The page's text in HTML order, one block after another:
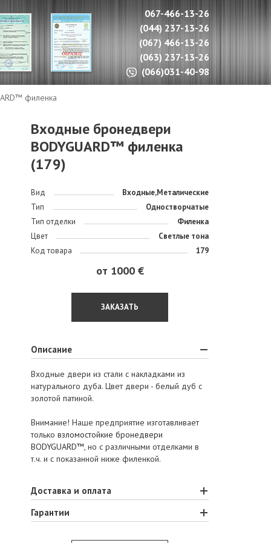
067-466-13-26
(044) 237-13-26
(067) 466-13-26
(063) 237-13-26
(066)031-40-98
филенка
Входные бронедвери
BODYGUARD™ филенка
(179)
Вид
Входные,Металические
Тип
Одностворчатые
Тип отделки
Филенка
Цвет
Светлые тона
Код товара
179
от 1000 €
ЗАКАЗАТЬ
Описание
Входные двери из стали с накладками из
натурального дуба. Цвет двери - белый дуб с
золотой патиной.
Внимание! Наше предприятие изготавливает
только взломостойкие бронедвери
BODYGUARD™, но с различными отделками в
т.ч. и с показанной ниже филенкой.
Доставка и оплата
ООО «Весь мир бронедверей» производит и
бронированных дверей по всей территории
Гарантии